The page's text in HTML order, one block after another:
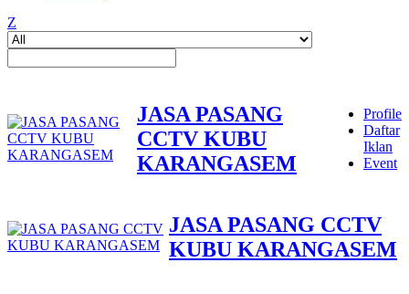
Z
JASA PASANG
CCTV KUBU
KARANGASEM
Profile
Daftar
Iklan
Event
JASA PASANG CCTV
KUBU KARANGASEM